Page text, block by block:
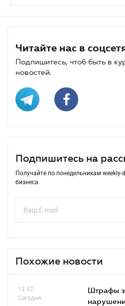
Читайте нас в
Подпишитесь, чтоб быть в
новостей.
Подпишитесь на
Получайте по понедельникам
бизнеса
Похожие новости
12.32
Сегодня
Штрафы